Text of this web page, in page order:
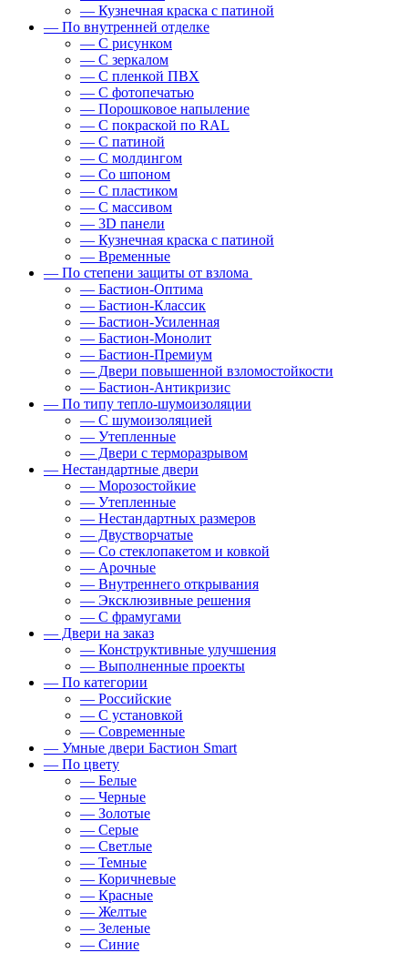
— Кузнечная краска с патиной
— По внутренней отделке
— С рисунком
— С зеркалом
— С пленкой ПВХ
— С фотопечатью
— Порошковое напыление
— С покраской по RAL
— С патиной
— С молдингом
— Со шпоном
— С пластиком
— С массивом
— 3D панели
— Кузнечная краска с патиной
— Временные
— По степени защиты от взлома
— Бастион-Оптима
— Бастион-Классик
— Бастион-Усиленная
— Бастион-Монолит
— Бастион-Премиум
— Двери повышенной взломостойкости
— Бастион-Антикризис
— По типу тепло-шумоизоляции
— С шумоизоляцией
— Утепленные
— Двери с терморазрывом
— Нестандартные двери
— Морозостойкие
— Утепленные
— Нестандартных размеров
— Двустворчатые
— Со стеклопакетом и ковкой
— Арочные
— Внутреннего открывания
— Эксклюзивные решения
— С фрамугами
— Двери на заказ
— Конструктивные улучшения
— Выполненные проекты
— По категории
— Российские
— С установкой
— Современные
— Умные двери Бастион Smart
— По цвету
— Белые
— Черные
— Золотые
— Серые
— Светлые
— Темные
— Коричневые
— Красные
— Желтые
— Зеленые
— Синие